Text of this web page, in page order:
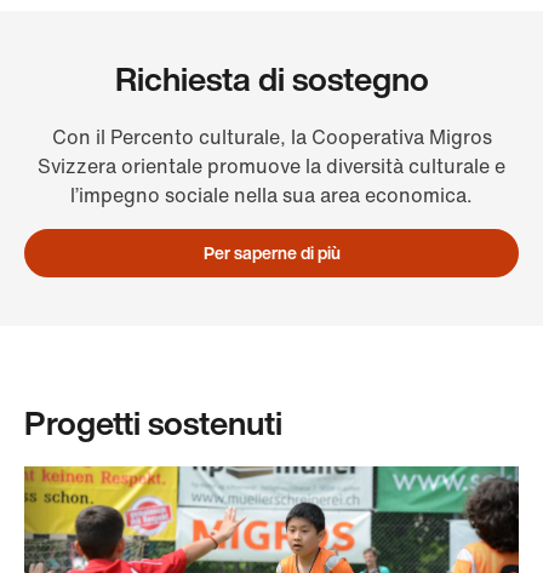
Richiesta di sostegno
Con il Percento culturale, la Cooperativa Migros
Svizzera orientale promuove la diversità culturale e
l’impegno sociale nella sua area economica.
Per saperne di più
Progetti sostenuti